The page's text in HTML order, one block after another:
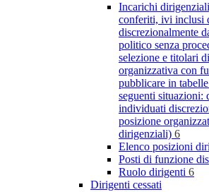
Incarichi
conferiti, ivi inclusi
discrezionalmente
politico senza
selezione e titolari
organizzativa con
pubblicare in
seguenti situazioni:
individuati
posizione
dirigenziali) 6
Elenco posizioni
Posti di funzione
Ruolo dirigenti 6
Dirigenti cessati